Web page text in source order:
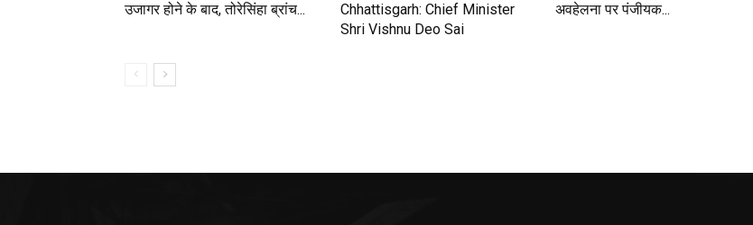
उजागर होने के बाद, तोरेसिंहा ब्रांच...
Chhattisgarh: Chief Minister
Shri Vishnu Deo Sai
अवहेलना पर पंजीयक...